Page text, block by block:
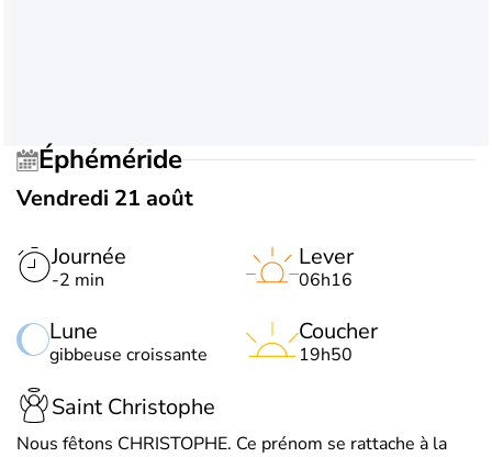
Éphéméride
Vendredi 21 août
Journée
-2 min
Lune
gibbeuse croissante
Lever
06h16
Coucher
19h50
Saint Christophe
Nous fêtons CHRISTOPHE. Ce prénom se rattache à la